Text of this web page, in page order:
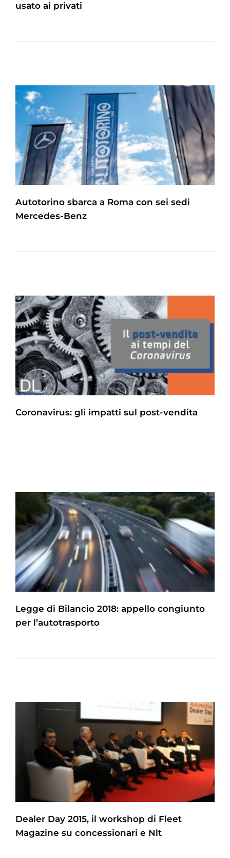
usato ai privati
Autotorino sbarca a Roma con sei sedi
Mercedes-Benz
Coronavirus: gli impatti sul post-vendita
Legge di Bilancio 2018: appello congiunto
per l’autotrasporto
Dealer Day 2015, il workshop di Fleet
Magazine su concessionari e Nlt